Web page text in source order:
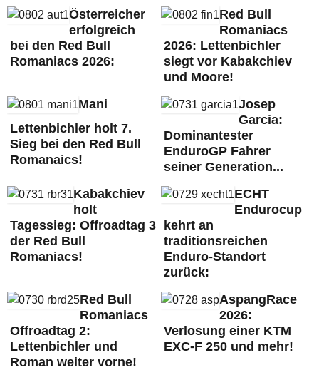
Österreicher
erfolgreich
bei den Red Bull
Romaniacs 2026:
Red Bull
Romaniacs
2026: Lettenbichler
siegt vor Kabakchiev
und Moore!
Mani
Lettenbichler holt 7.
Sieg bei den Red Bull
Romanaics!
Josep
Garcia:
Dominantester
EnduroGP Fahrer
seiner Generation...
Kabakchiev
holt
Tagessieg: Offroadtag 3
der Red Bull
Romaniacs!
ECHT
Endurocup
kehrt an
traditionsreichen
Enduro-Standort
zurück:
Red Bull
Romaniacs
Offroadtag 2:
Lettenbichler und
Roman weiter vorne!
AspangRace
2026:
Verlosung einer KTM
EXC-F 250 und mehr!